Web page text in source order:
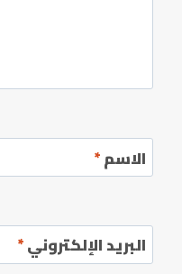
الاسم*
البريد الإلكتروني*